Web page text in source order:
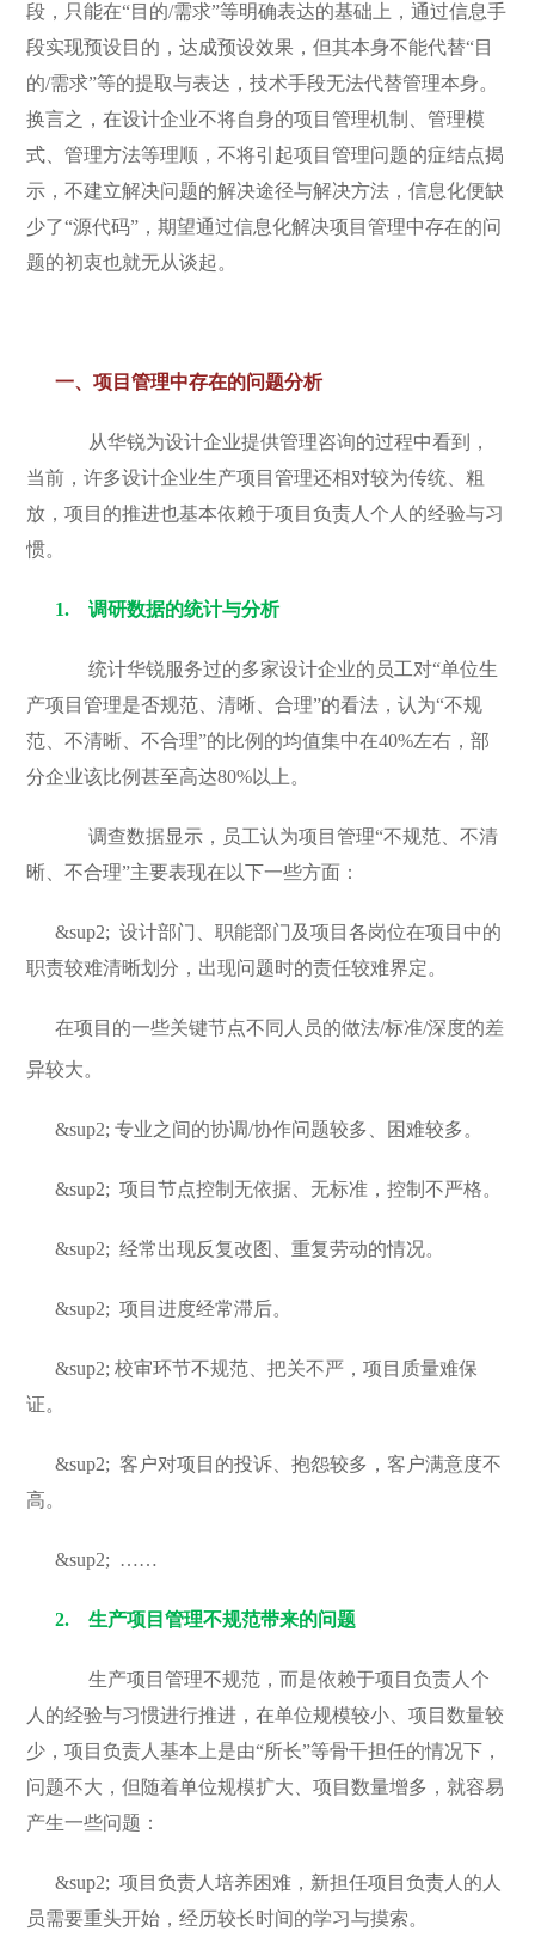
段，只能在“目的/需求”等明确表达的基础上，通过信息手
段实现预设目的，达成预设效果，但其本身不能代替“目
的/需求”等的提取与表达，技术手段无法代替管理本身。
换言之，在设计企业不将自身的项目管理机制、管理模
式、管理方法等理顺，不将引起项目管理问题的症结点揭
示，不建立解决问题的解决途径与解决方法，信息化便缺
少了“源代码”，期望通过信息化解决项目管理中存在的问
题的初衷也就无从谈起。
一、项目管理中存在的问题分析
从华锐为设计企业提供管理咨询的过程中看到，
当前，许多设计企业生产项目管理还相对较为传统、粗
放，项目的推进也基本依赖于项目负责人个人的经验与习
惯。
1.调研数据的统计与分析
统计华锐服务过的多家设计企业的员工对“单位生
产项目管理是否规范、清晰、合理”的看法，认为“不规
范、不清晰、不合理”的比例的均值集中在40%左右，部
分企业该比例甚至高达80%以上。
调查数据显示，员工认为项目管理“不规范、不清
晰、不合理”主要表现在以下一些方面：
&sup2;设计部门、职能部门及项目各岗位在项目中的
职责较难清晰划分，出现问题时的责任较难界定。
在项目的一些关键节点不同人员的做法/标准/深度的差
异较大。
&sup2;专业之间的协调/协作问题较多、困难较多。
&sup2; 项目节点控制无依据、无标准，控制不严格。
&sup2; 经常出现反复改图、重复劳动的情况。
&sup2; 项目进度经常滞后。
&sup2;校审环节不规范、把关不严，项目质量难保
证。
&sup2; 客户对项目的投诉、抱怨较多，客户满意度不
高。
&sup2; ……
2.生产项目管理不规范带来的问题
生产项目管理不规范，而是依赖于项目负责人个
人的经验与习惯进行推进，在单位规模较小、项目数量较
少，项目负责人基本上是由“所长”等骨干担任的情况下，
问题不大，但随着单位规模扩大、项目数量增多，就容易
产生一些问题：
&sup2;项目负责人培养困难，新担任项目负责人的人
员需要重头开始，经历较长时间的学习与摸索。